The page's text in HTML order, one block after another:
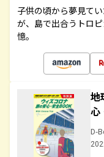
子供の頃から夢見て
が、島で出合うトロ
憶。
地
心
D-